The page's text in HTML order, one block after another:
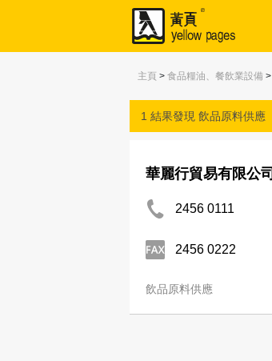
主頁 > 食品糧油、餐飲業設備 >
1 結果發現 飲品原料供應
華麗行貿易有限公司
2456 0111
2456 0222
飲品原料供應